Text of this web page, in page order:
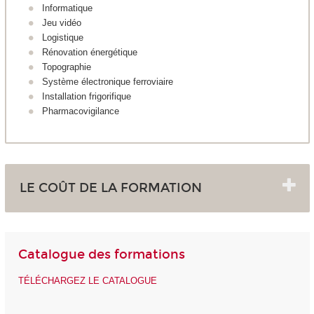
Informatique
Jeu vidéo
Logistique
Rénovation énergétique
Topographie
Système électronique ferroviaire
Installation frigorifique
Pharmacovigilance
LE COÛT DE LA FORMATION
Catalogue des formations
TÉLÉCHARGEZ LE CATALOGUE